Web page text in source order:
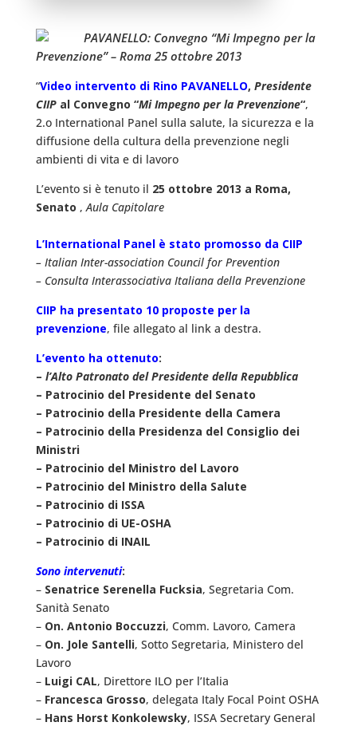
PAVANELLO: Convegno “Mi Impegno per la
Prevenzione” – Roma 25 ottobre 2013
“Video intervento di Rino PAVANELLO, Presidente
CIIPal Convegno “Mi Impegno per la Prevenzione“,
2.o International Panel sulla salute, la sicurezza e la
diffusione della cultura della prevenzione negli
ambienti di vita e di lavoro
L’evento si è tenuto il 25 ottobre 2013 a Roma,
Senato ,Aula Capitolare
L’International Panel è stato promosso da CIIP
– Italian Inter-association Council for Prevention
– Consulta Interassociativa Italiana della Prevenzione
CIIP ha presentato 10 proposte per la
prevenzione, file allegato al link a destra.
L’evento ha ottenuto:
– l’Alto Patronato del Presidente della Repubblica
– Patrocinio del Presidente del Senato
– Patrocinio della Presidente della Camera
– Patrocinio della Presidenza del Consiglio dei
Ministri
– Patrocinio del Ministro del Lavoro
– Patrocinio del Ministro della Salute
– Patrocinio di ISSA
– Patrocinio di UE-OSHA
– Patrocinio di INAIL
Sono intervenuti:
– Senatrice Serenella Fucksia, Segretaria Com.
Sanità Senato
– On. Antonio Boccuzzi, Comm. Lavoro, Camera
– On. Jole Santelli, Sotto Segretaria, Ministero del
Lavoro
– Luigi CAL, Direttore ILO per l’Italia
– Francesca Grosso, delegata Italy Focal Point OSHA
– Hans Horst Konkolewsky, ISSA Secretary General